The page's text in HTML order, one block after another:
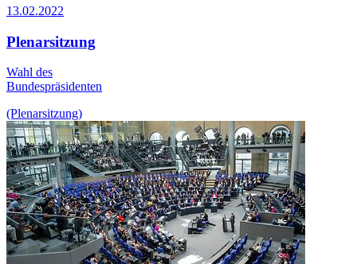
13.02.2022
Plenarsitzung
Wahl des
Bundespräsidenten
(Plenarsitzung)